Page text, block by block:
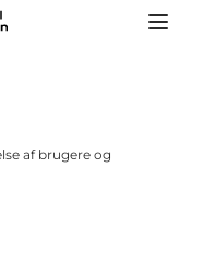
af brugere og